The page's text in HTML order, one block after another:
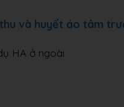
và huyết áo tâm
HA ở ngoài